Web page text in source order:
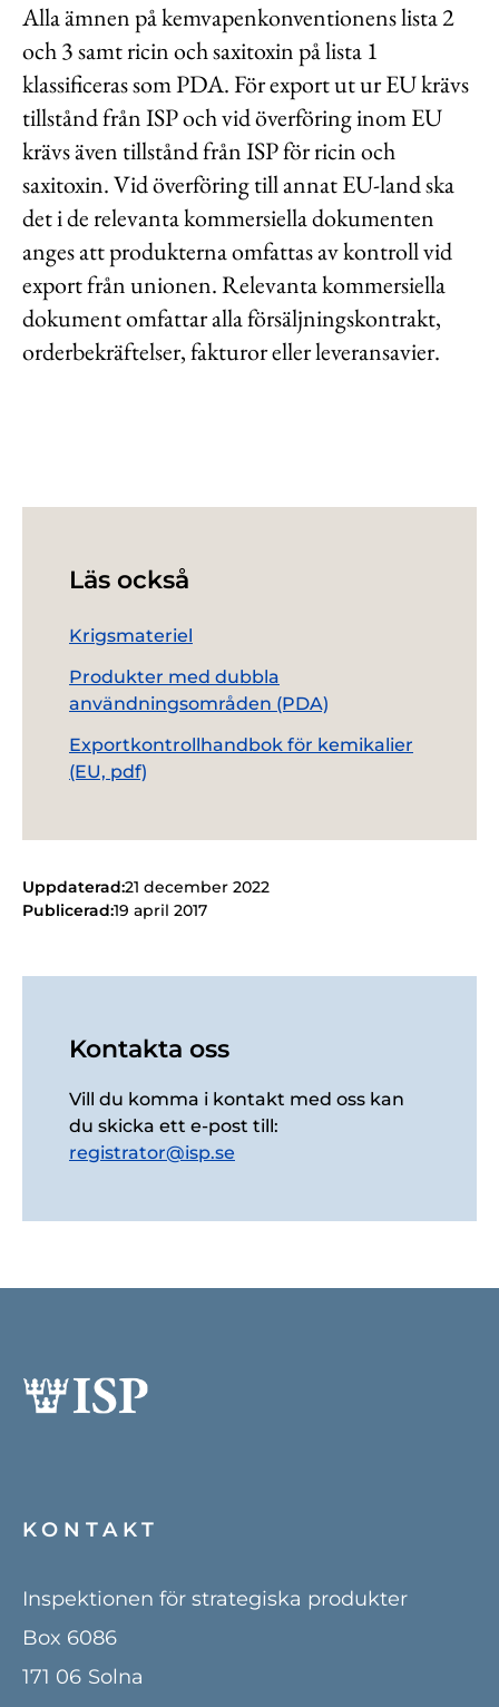
Alla ämnen på kemvapenkonventionens lista 2
och 3 samt ricin och saxitoxin på lista 1
klassificeras som PDA. För export ut ur EU krävs
tillstånd från ISP och vid överföring inom EU
krävs även tillstånd från ISP för ricin och
saxitoxin. Vid överföring till annat EU-land ska
det i de relevanta kommersiella dokumenten
anges att produkterna omfattas av kontroll vid
export från unionen. Relevanta kommersiella
dokument omfattar alla försäljningskontrakt,
orderbekräftelser, fakturor eller leveransavier.
Läs också
Krigsmateriel
Produkter med dubbla
användningsområden (PDA)
Exportkontrollhandbok för kemikalier
(EU, pdf)
Uppdaterad:21 december 2022
Publicerad:19 april 2017
Kontakta oss
Vill du komma i kontakt med oss kan
du skicka ett e-post till:
registrator@isp.se
KONTAKT
Inspektionen för strategiska produkter
Box 6086
171 06 Solna